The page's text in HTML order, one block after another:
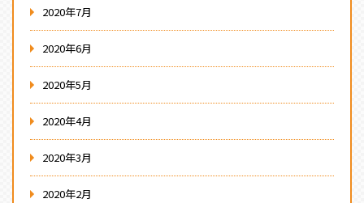
2020年7月
2020年6月
2020年5月
2020年4月
2020年3月
2020年2月